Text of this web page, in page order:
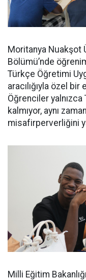
Moritanya Nuakşot
Bölümü’nde
Türkçe Öğretimi
aracılığıyla özel
Öğrenciler
kalmıyor, aynı
misafirperverliğini
Milli Eğitim